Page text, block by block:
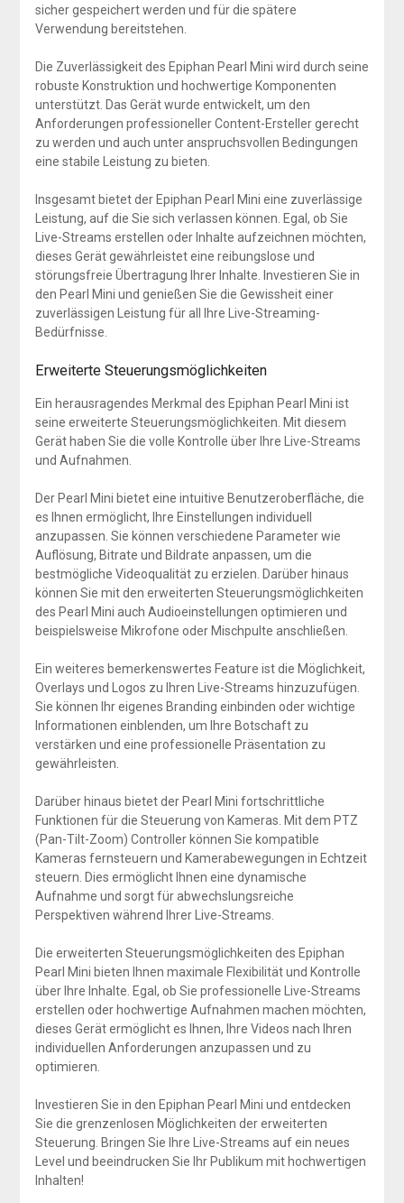
sicher gespeichert werden und für die spätere
Verwendung bereitstehen.
Die Zuverlässigkeit des Epiphan Pearl Mini wird durch seine
robuste Konstruktion und hochwertige Komponenten
unterstützt. Das Gerät wurde entwickelt, um den
Anforderungen professioneller Content-Ersteller gerecht
zu werden und auch unter anspruchsvollen Bedingungen
eine stabile Leistung zu bieten.
Insgesamt bietet der Epiphan Pearl Mini eine zuverlässige
Leistung, auf die Sie sich verlassen können. Egal, ob Sie
Live-Streams erstellen oder Inhalte aufzeichnen möchten,
dieses Gerät gewährleistet eine reibungslose und
störungsfreie Übertragung Ihrer Inhalte. Investieren Sie in
den Pearl Mini und genießen Sie die Gewissheit einer
zuverlässigen Leistung für all Ihre Live-Streaming-
Bedürfnisse.
Erweiterte Steuerungsmöglichkeiten
Ein herausragendes Merkmal des Epiphan Pearl Mini ist
seine erweiterte Steuerungsmöglichkeiten. Mit diesem
Gerät haben Sie die volle Kontrolle über Ihre Live-Streams
und Aufnahmen.
Der Pearl Mini bietet eine intuitive Benutzeroberfläche, die
es Ihnen ermöglicht, Ihre Einstellungen individuell
anzupassen. Sie können verschiedene Parameter wie
Auflösung, Bitrate und Bildrate anpassen, um die
bestmögliche Videoqualität zu erzielen. Darüber hinaus
können Sie mit den erweiterten Steuerungsmöglichkeiten
des Pearl Mini auch Audioeinstellungen optimieren und
beispielsweise Mikrofone oder Mischpulte anschließen.
Ein weiteres bemerkenswertes Feature ist die Möglichkeit,
Overlays und Logos zu Ihren Live-Streams hinzuzufügen.
Sie können Ihr eigenes Branding einbinden oder wichtige
Informationen einblenden, um Ihre Botschaft zu
verstärken und eine professionelle Präsentation zu
gewährleisten.
Darüber hinaus bietet der Pearl Mini fortschrittliche
Funktionen für die Steuerung von Kameras. Mit dem PTZ
(Pan-Tilt-Zoom) Controller können Sie kompatible
Kameras fernsteuern und Kamerabewegungen in Echtzeit
steuern. Dies ermöglicht Ihnen eine dynamische
Aufnahme und sorgt für abwechslungsreiche
Perspektiven während Ihrer Live-Streams.
Die erweiterten Steuerungsmöglichkeiten des Epiphan
Pearl Mini bieten Ihnen maximale Flexibilität und Kontrolle
über Ihre Inhalte. Egal, ob Sie professionelle Live-Streams
erstellen oder hochwertige Aufnahmen machen möchten,
dieses Gerät ermöglicht es Ihnen, Ihre Videos nach Ihren
individuellen Anforderungen anzupassen und zu
optimieren.
Investieren Sie in den Epiphan Pearl Mini und entdecken
Sie die grenzenlosen Möglichkeiten der erweiterten
Steuerung. Bringen Sie Ihre Live-Streams auf ein neues
Level und beeindrucken Sie Ihr Publikum mit hochwertigen
Inhalten!